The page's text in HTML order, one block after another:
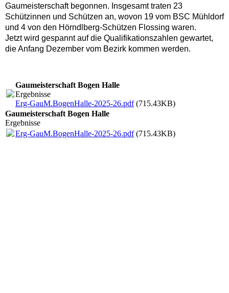
Gaumeisterschaft begonnen. Insgesamt traten 23
Schützinnen und Schützen an, wovon 19 vom BSC Mühldorf
und 4 von den Hörndlberg-Schützen Flossing waren.
Jetzt wird gespannt auf die Qualifikationszahlen gewartet,
die Anfang Dezember vom Bezirk kommen werden.
Gaumeisterschaft Bogen Halle
Ergebnisse
Erg-GauM.BogenHalle-2025-26.pdf(715.43KB)
Gaumeisterschaft Bogen Halle
Ergebnisse
Erg-GauM.BogenHalle-2025-26.pdf(715.43KB)